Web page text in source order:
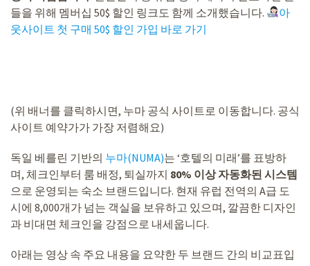
들을 위해 멤버십 50$ 할인 링크도 함께 소개했습니다.
아
웃사이트 첫 구매 50$ 할인 가입 바로 가기
(위 배너를 클릭하시면, 누마 공식 사이트로 이동합니다. 공식
사이트 예약가가 가장 저렴해요)
독일 베를린 기반의 누마(NUMA)는 ‘호텔의 미래’를 표방하
며, 체크인부터 룸 배정, 퇴실까지 80% 이상 자동화된 시스템
으로 운영되는 숙소 브랜드입니다. 현재 유럽 전역의 A급 도
시에 8,000개가 넘는 객실을 보유하고 있으며, 깔끔한 디자인
과 비대면 체크인을 강점으로 내세웁니다.
아래는 영상 속 주요 내용을 요약한 두 브랜드 간의 비교표입